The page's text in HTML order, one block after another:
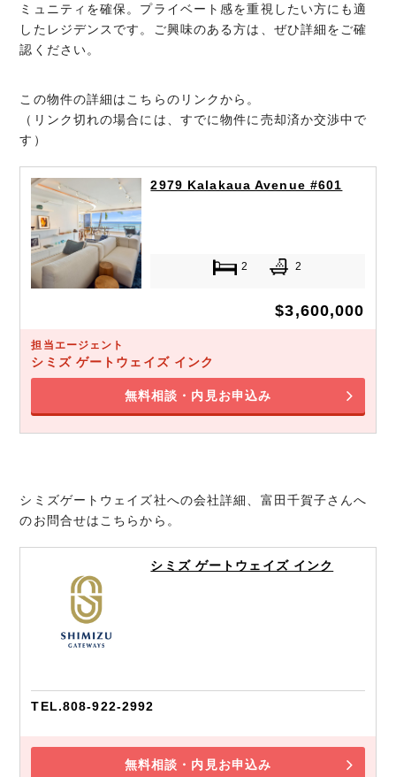
ミュニティを確保。プライベート感を重視したい方にも適
したレジデンスです。ご興味のある方は、ぜひ詳細をご確
認ください。
この物件の詳細はこちらのリンクから。
（リンク切れの場合には、すでに物件に売却済か交渉中で
す）
2979 Kalakaua Avenue #601
2 2
$3,600,000
担当エージェント
シミズ ゲートウェイズ インク
無料相談・内見お申込み
シミズゲートウェイズ社への会社詳細、富田千賀子さんへ
のお問合せはこちらから。
シミズ ゲートウェイズ インク
TEL.808-922-2992
無料相談・内見お申込み